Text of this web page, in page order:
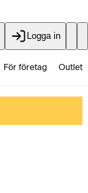
Logga in
För företag Outlet